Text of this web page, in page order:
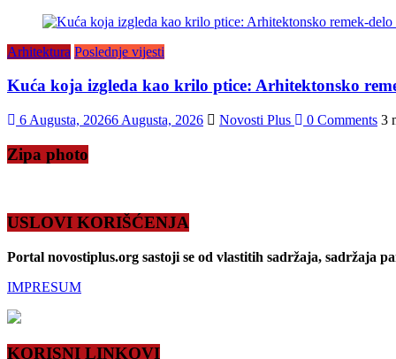
Arhitektura Poslednje vijesti
Kuća koja izgleda kao krilo ptice: Arhitektonsko
6 Augusta, 20266 Augusta, 2026 Novosti Plus 0 Comments 3
Zipa photo
USLOVI KORIŠĆENJA
Portal novostiplus.org sastoji se od vlastitih sadržaja, sadržaja
IMPRESUM
KORISNI LINKOVI